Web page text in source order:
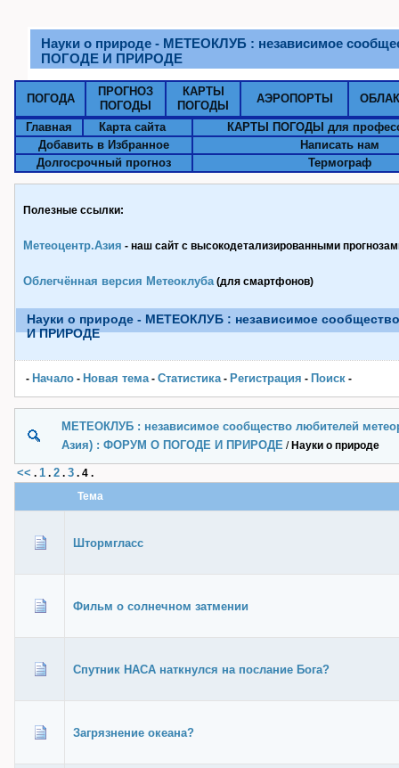
Науки о природе - МЕТЕОКЛУБ : независимое
ПОГОДЕ И ПРИРОДЕ
ПОГОДА
ПРОГНОЗ
ПОГОДЫ
КАРТЫ
ПОГОДЫ
АЭРОПОРТЫ
Главная Карта сайта
КАРТЫ ПОГОДЫ для
Добавить в Избранное
Написать нам
Долгосрочный прогноз
Термограф
Полезные ссылки:
Метеоцентр.Азия - наш сайт с высокодетализированными
Облегчённая версия Метеоклуба(для смартфонов)
Науки о природе - МЕТЕОКЛУБ : независимое
И ПРИРОДЕ
- Начало - Новая тема- Статистика- Pегистрация - Поиск -
МЕТЕОКЛУБ : независимое сообщество любителей
Азия) : ФОРУМ О ПОГОДЕ И ПРИРОДЕ / Науки о природе
<< . 1 . 2 . 3 . 4 .
Тема
Штормгласс
Фильм о солнечном затмении
Спутник НАСА наткнулся на послание Бога?
Загрязнение океана?